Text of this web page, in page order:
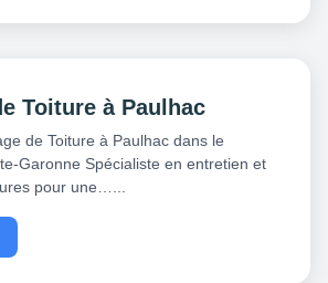
Toiture à Paulhac
de Toiture à Paulhac dans le
Garonne Spécialiste en entretien et
pour une…...